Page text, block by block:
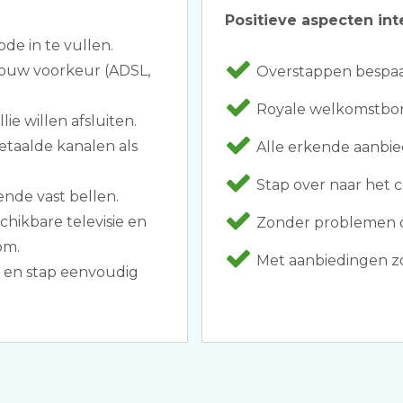
in te vullen.
voorkeur (ADSL,
willen afsluiten.
kanalen als
vast bellen.
televisie en
stap eenvoudig
Positieve aspecten
Overstappen
Royale
Alle erkende
Stap over naar het
Zonder problemen
Met aanbiedingen